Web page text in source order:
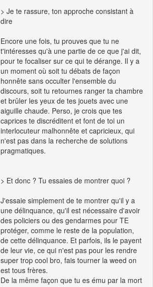
> Je te rassure, ton approche consistant à
dire
Encore une fois, tu prouves que tu ne
t'intéresses qu'à une partie de ce que j'ai dit,
pour te focaliser sur ce qui te dérange. Il y a
un moment où soit tu débats de façon
honnête sans occulter l'ensemble du
discours, soit tu retournes ranger ta chambre
et brûler les yeux de tes jouets avec une
aiguille chaude. Perso, je crois que tes
caprices te discréditent et font de toi un
interlocuteur malhonnête et capricieux, qui
n'est pas dans la recherche de solutions
pragmatiques.
> Et donc ? Tu essaies de montrer quoi ?
J'essaie simplement de te montrer qu'il y a
une délinquance, qu'il est nécessaire d'avoir
des policiers ou des gendarmes pour TE
protéger, comme le reste de la population,
de cette délinquance. Et parfois, ils le payent
de leur vie, ce qui n'est pas pour les rendre
super trop cool bro, fais tourner la weed on
est tous frères.
De la même façon que tu es ému par la mort